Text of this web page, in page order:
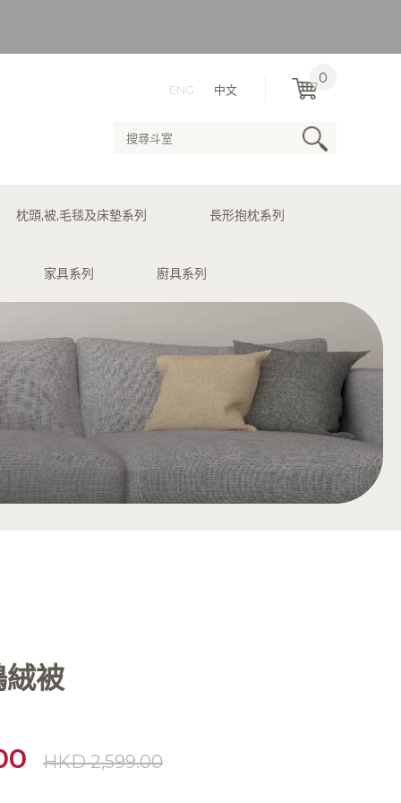
服務。
ENG 中文
0
枕頭,被,毛毯及床墊系列 長形抱枕系列
家具系列 廚具系列
被
HKD 2,599.00